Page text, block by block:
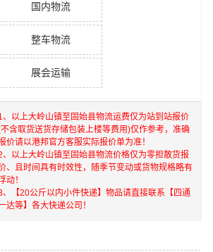
国内物流
整车物流
展会运输
、以上大岭山镇至 固始县物流运费仅为站到站报价
含取货送货存储包装上楼等费用)仅作参考，准确
价请以港邦官方客服实际报价单为准！
、以上大岭山镇至 固始县物流价格仅为零担散货报
、且时间具有时效性，随季节变动或货物规格略有
动！
、【20公斤以内小件快递】物品请直接联系【四通
达等】各大快递公司！